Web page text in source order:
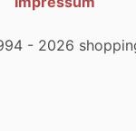
- 2026